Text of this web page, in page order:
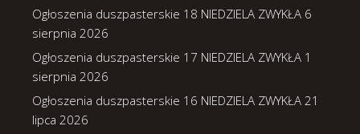
Ogłoszenia duszpasterskie 18 NIEDZIELA ZWYKŁA 6
sierpnia 2026
Ogłoszenia duszpasterskie 17 NIEDZIELA ZWYKŁA 1
sierpnia 2026
Ogłoszenia duszpasterskie 16 NIEDZIELA ZWYKŁA 21
lipca 2026